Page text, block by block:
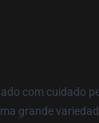
com cuidado
grande